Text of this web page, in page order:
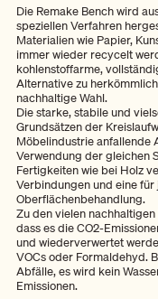
Die Remake Bench wird
speziellen Verfahren
Materialien wie Papier,
immer wieder recycelt
kohlenstoffarme,
Alternative zu
nachhaltige Wahl.
Die starke, stabile und
Grundsätzen der
Möbelindustrie anfallende
Verwendung der gleichen
Fertigkeiten wie bei Holz
Verbindungen und eine
Oberflächenbehandlung.
Zu den vielen
dass es die CO2-
und wiederverwertet
VOCs oder Formaldehyd.
Abfälle, es wird kein
Emissionen.